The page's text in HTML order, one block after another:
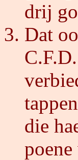
drij
Dat
die